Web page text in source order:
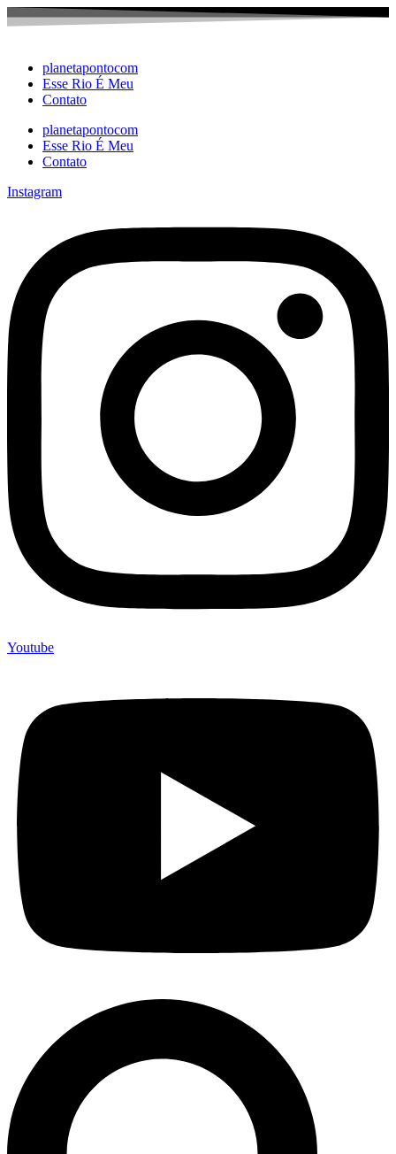
Ir
para
conteúdoplanetapontocom
Esse Rio É Meu
Contato
planetapontocom
Esse Rio É Meu
Contato
Instagram
Youtube